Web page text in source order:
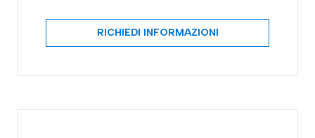
RICHIEDI INFORMAZIONI